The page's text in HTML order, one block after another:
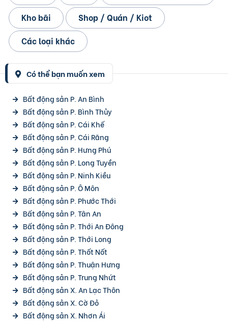
Kho bãi
Shop / Quán / Kiot
Các loại khác
Có thể bạn muốn xem
Bất động sản P. An Bình
Bất động sản P. Bình Thủy
Bất động sản P. Cái Khế
Bất động sản P. Cái Răng
Bất động sản P. Hưng Phú
Bất động sản P. Long Tuyền
Bất động sản P. Ninh Kiều
Bất động sản P. Ô Môn
Bất động sản P. Phước Thới
Bất động sản P. Tân An
Bất động sản P. Thới An Đông
Bất động sản P. Thới Long
Bất động sản P. Thốt Nốt
Bất động sản P. Thuận Hưng
Bất động sản P. Trung Nhứt
Bất động sản X. An Lạc Thôn
Bất động sản X. Cờ Đỏ
Bất động sản X. Nhơn Ái